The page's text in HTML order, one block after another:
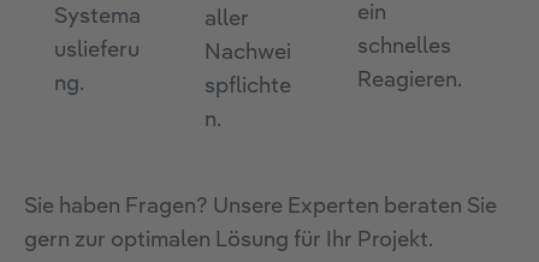
Systema
uslieferu
ng.
aller
Nachwei
spflichte
n.
ein
schnelles
Reagieren.
Sie haben Fragen? Unsere Experten beraten Sie
gern zur optimalen Lösung für Ihr Projekt.